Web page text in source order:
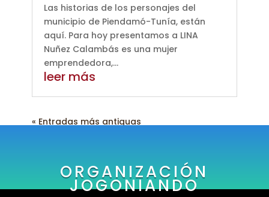
Las historias de los personajes del
municipio de Piendamó-Tunía, están
aquí. Para hoy presentamos a LINA
Nuñez Calambás es una mujer
emprendedora,...
leer más
« Entradas más antiguas
ORGANIZACIÓN
JOGONIANDO